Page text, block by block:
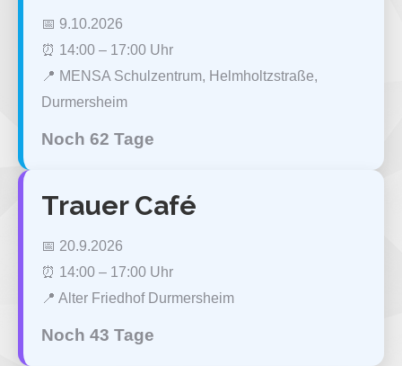
📅 9.10.2026
⏰ 14:00 – 17:00 Uhr
📍 MENSA Schulzentrum, Helmholtzstraße,
Durmersheim
Noch 62 Tage
Trauer Café
📅 20.9.2026
⏰ 14:00 – 17:00 Uhr
📍 Alter Friedhof Durmersheim
Noch 43 Tage